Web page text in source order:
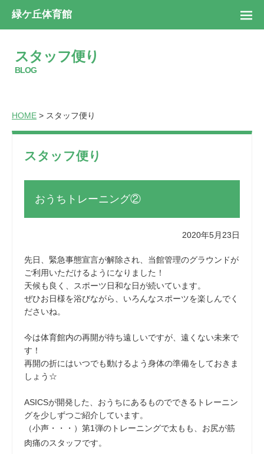
緑ケ丘体育館
スタッフ便り
BLOG
HOME > スタッフ便り
スタッフ便り
おうちトレーニング②
2020年5月23日
先日、緊急事態宣言が解除され、当館管理のグラウンドが
ご利用いただけるようになりました！
天候も良く、スポーツ日和な日が続いています。
ぜひお日様を浴びながら、いろんなスポーツを楽しんでく
ださいね。
今は体育館内の再開が待ち遠しいですが、遠くない未来で
す！
再開の折にはいつでも動けるよう身体の準備をしておきま
しょう☆
ASICSが開発した、おうちにあるものでできるトレーニン
グを少しずつご紹介しています。
（小声・・・）第1弾のトレーニングで太もも、お尻が筋
肉痛のスタッフです。